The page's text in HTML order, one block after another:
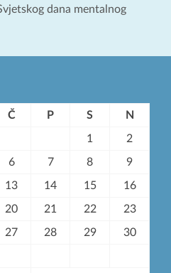
dana mentalnog
Č P S N
1 2
6 7 8 9
13 14 15 16
20 21 22 23
27 28 29 30